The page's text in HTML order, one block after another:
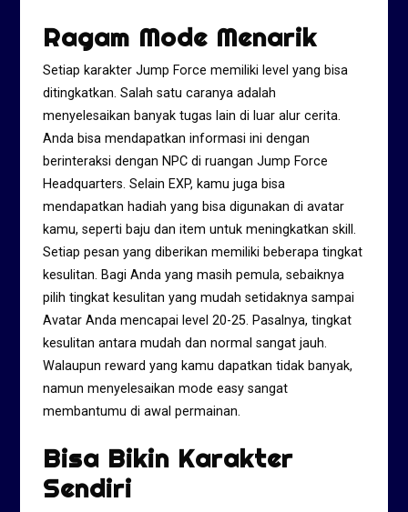
Ragam Mode Menarik
Setiap karakter Jump Force memiliki level yang bisa
ditingkatkan. Salah satu caranya adalah
menyelesaikan banyak tugas lain di luar alur cerita.
Anda bisa mendapatkan informasi ini dengan
berinteraksi dengan NPC di ruangan Jump Force
Headquarters. Selain EXP, kamu juga bisa
mendapatkan hadiah yang bisa digunakan di avatar
kamu, seperti baju dan item untuk meningkatkan skill.
Setiap pesan yang diberikan memiliki beberapa tingkat
kesulitan. Bagi Anda yang masih pemula, sebaiknya
pilih tingkat kesulitan yang mudah setidaknya sampai
Avatar Anda mencapai level 20-25. Pasalnya, tingkat
kesulitan antara mudah dan normal sangat jauh.
Walaupun reward yang kamu dapatkan tidak banyak,
namun menyelesaikan mode easy sangat
membantumu di awal permainan.
Bisa Bikin Karakter
Sendiri